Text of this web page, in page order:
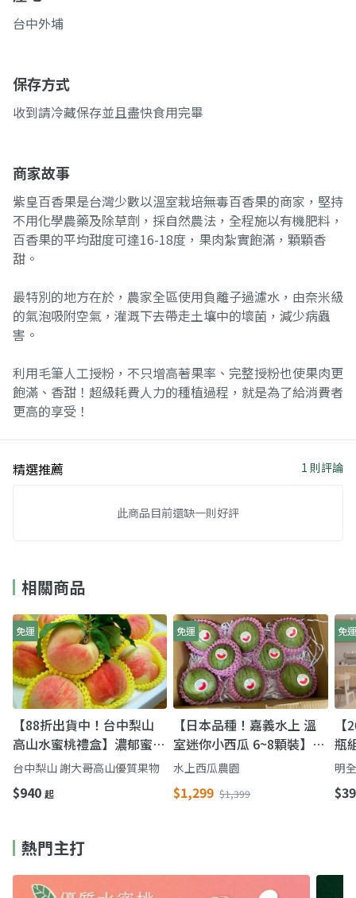
台中外埔
保存方式
收到請冷藏保存並且盡快食用完畢
商家故事
紫皇百香果是台灣少數以溫室栽培無毒百香果的商家，堅持
不用化學農藥及除草劑，採自然農法，全程施以有機肥料，
百香果的平均甜度可達16-18度，果肉紮實飽滿，顆顆香
甜。
最特別的地方在於，農家全區使用負離子過濾水，由奈米級
的氣泡吸附空氣，灌溉下去帶走土壤中的壞菌，減少病蟲
害。
利用毛筆人工授粉，不只增高著果率、完整授粉也使果肉更
飽滿、香甜！超級耗費人力的種植過程，就是為了給消費者
更高的享受！
精選推薦 1 則評論
此商品目前還缺一則好評
相關商品
免運
【88折出貨中！台中梨山
高山水蜜桃禮盒】濃郁蜜桃
香氣 鮮甜多汁一吃難忘
台中梨山 謝大哥高山優質果物
$940 起
免運
【日本品種！嘉義水上 溫
室迷你小西瓜 6~8顆裝】皮
薄 果肉脆 一餐一顆剛剛好
水上西瓜農園
$1,299 $1,399
免運
瓶
牛
完
明
熱門主打